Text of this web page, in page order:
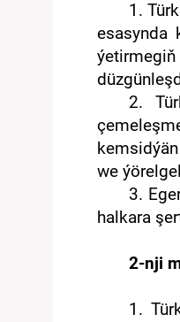
1.
esasynda
2.
we
3.
halkara
2-nji
1.